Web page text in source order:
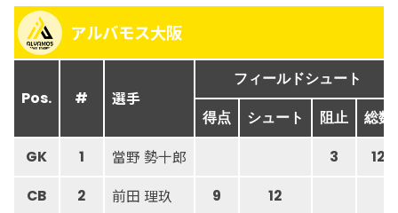
アルバモス大阪
Pos. # 選手
フィールドシュート
得点 シュート 阻止 総数
GK 1 當野 勢十郎 3 12
CB 2 前田 理玖 9 12